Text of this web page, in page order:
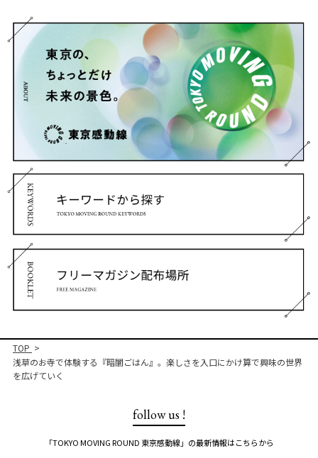
TOP
浅草のお寺で体験する『暗闇ごはん』。楽しさを入口にかけ算で興味の世界
を広げていく
follow us !
「TOKYO MOVING ROUND 東京感動線」の最新情報はこちらから